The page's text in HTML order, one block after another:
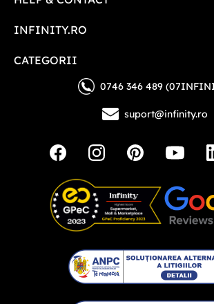
INFINITY.RO
CATEGORII
0746 346 489
suport@infinity.ro